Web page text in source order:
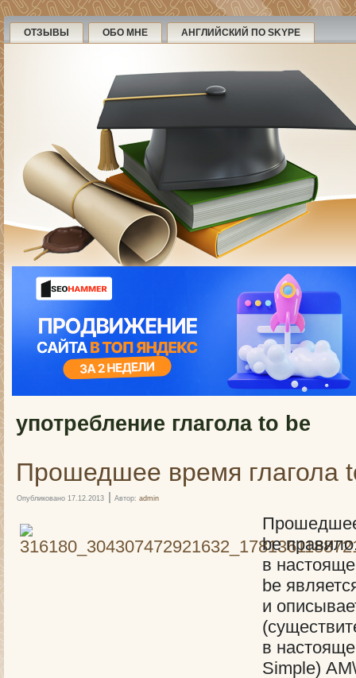
ОТЗЫВЫ ОБО МНЕ АНГЛИЙСКИЙ ПО SKYPE
употребление глагола to be
Прошедшее время глагола
Опубликовано 17.12.2013 | Автор: admin
be
в
be
и
в
Simple)